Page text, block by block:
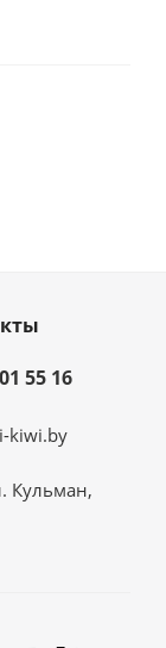
55 16
kiwi.by
Кульман,